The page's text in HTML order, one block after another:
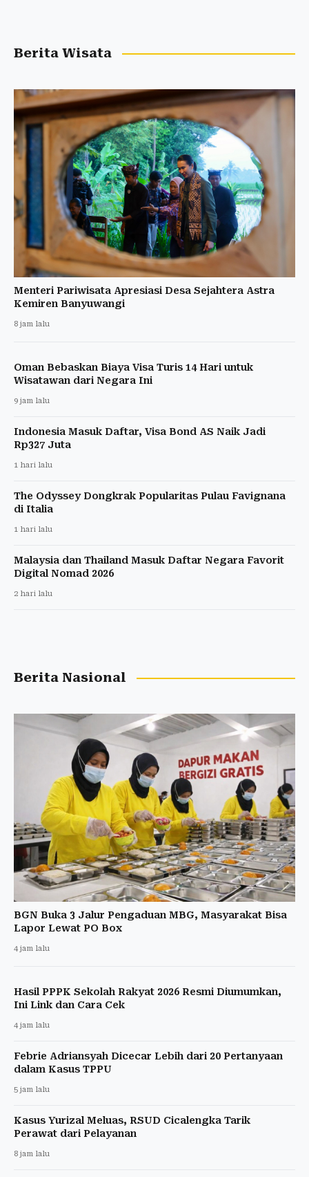
Berita Wisata
Menteri Pariwisata Apresiasi Desa Sejahtera Astra
Kemiren Banyuwangi
8 jam lalu
Oman Bebaskan Biaya Visa Turis 14 Hari untuk
Wisatawan dari Negara Ini
9 jam lalu
Indonesia Masuk Daftar, Visa Bond AS Naik Jadi
Rp327 Juta
1 hari lalu
The Odyssey Dongkrak Popularitas Pulau Favignana
di Italia
1 hari lalu
Malaysia dan Thailand Masuk Daftar Negara Favorit
Digital Nomad 2026
2 hari lalu
Berita Nasional
BGN Buka 3 Jalur Pengaduan MBG, Masyarakat Bisa
Lapor Lewat PO Box
4 jam lalu
Hasil PPPK Sekolah Rakyat 2026 Resmi Diumumkan,
Ini Link dan Cara Cek
4 jam lalu
Febrie Adriansyah Dicecar Lebih dari 20 Pertanyaan
dalam Kasus TPPU
5 jam lalu
Kasus Yurizal Meluas, RSUD Cicalengka Tarik
Perawat dari Pelayanan
8 jam lalu